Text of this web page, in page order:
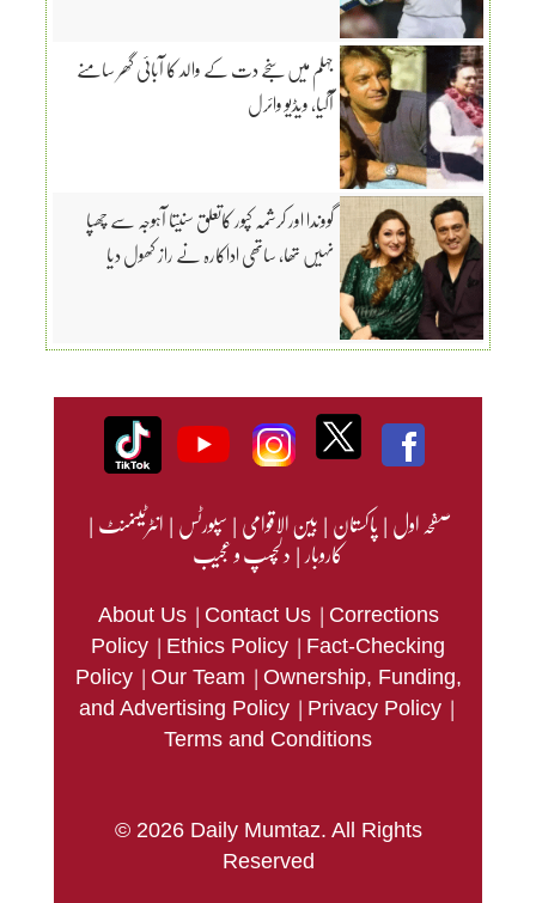
جہلم میں سنجے دت کے والد کا آبائی گھر سامنے
آگیا، ویڈیو وائرل
گووندا اور کرشمہ کپور کاتعلق سنیتا آہوجہ سے چھپا
نہیں تھا، ساتھی اداکارہ نے راز کھول دیا
صفحہ اول|پاکستان|بین الاقوامی|سپورٹس|انٹرٹینمنٹ|
کاروبار|دلچسپ و عجیب
About Us | Contact Us | Corrections
Policy | Ethics Policy | Fact-Checking
Policy | Our Team | Ownership, Funding,
and Advertising Policy | Privacy Policy |
Terms and Conditions
© 2026 Daily Mumtaz. All Rights
Reserved